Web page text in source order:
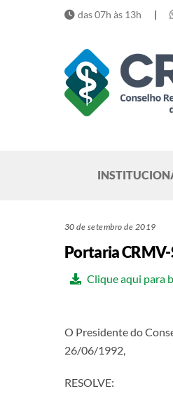
das 07h às 13h |
30 de setembro de 2019
Portaria CRMV-
Clique aqui para
O Presidente do
26/06/1992,
RESOLVE: